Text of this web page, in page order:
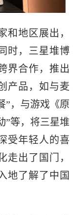
和地区展出，
时，三星堆博
界合作，推出
产品，如与麦
”，与游戏《原
”等，将三星堆
受年轻人的喜
走出了国门，
地了解了中国